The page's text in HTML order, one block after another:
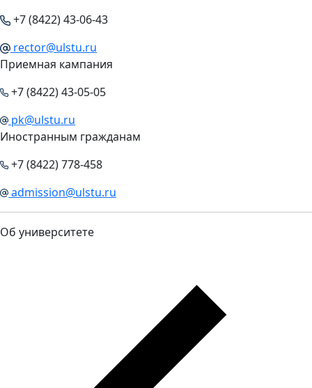
+7 (8422) 43-06-43
rector@ulstu.ru
Приемная кампания
+7 (8422) 43-05-05
pk@ulstu.ru
Иностранным гражданам
+7 (8422) 778-458
admission@ulstu.ru
Об университете